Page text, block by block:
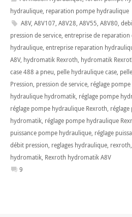
hydraulique, reparation pompe hydraulique
A8V, A8V107, A8V28, A8V55, A8V80,
pression de service, entreprise de
hydraulique, entreprise reparation
A8V, hydromatik Rexroth, hydromatik
case 488 a pneu, pelle hydraulique case,
Pression, pression de service, réglage
hydraulique hydromatik, réglage pompe
réglage pompe hydraulique Rexroth,
hydromatik, réglage pompe hydraulique
puissance pompe hydraulique, réglage
débit pression, reglages hydraulique, rexroth,
hydromatik, Rexroth hydromatik A8V
9